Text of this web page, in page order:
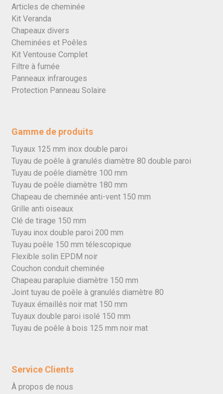
Articles de cheminée
Kit Veranda
Chapeaux divers
Cheminées et Poêles
Kit Ventouse Complet
Filtre à fumée
Panneaux infrarouges
Protection Panneau Solaire
Gamme de produits
Tuyaux 125 mm inox double paroi
Tuyau de poêle à granulés diamètre 80 double paroi
Tuyau de poêle diamètre 100 mm
Tuyau de poêle diamètre 180 mm
Chapeau de cheminée anti-vent 150 mm
Grille anti oiseaux
Clé de tirage 150 mm
Tuyau inox double paroi 200 mm
Tuyau poêle 150 mm télescopique
Flexible solin EPDM noir
Couchon conduit cheminée
Chapeau parapluie diamètre 150 mm
Joint tuyau de poêle à granulés diamètre 80
Tuyaux émaillés noir mat 150 mm
Tuyaux double paroi isolé 150 mm
Tuyau de poêle à bois 125 mm noir mat
Service Clients
À propos de nous